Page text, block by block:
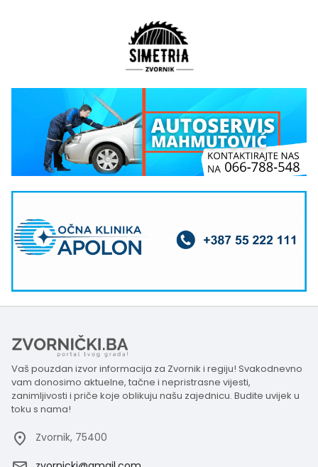
Vaš pouzdan izvor informacija za Zvornik i regiju! Svakodnevno
vam donosimo aktuelne, tačne i nepristrasne vijesti,
zanimljivosti i priče koje oblikuju našu zajednicu. Budite uvijek u
toku s nama!
Zvornik, 75400